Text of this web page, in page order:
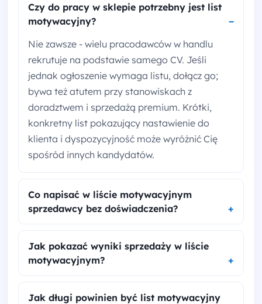
Czy do pracy w sklepie potrzebny jest list
motywacyjny?
Nie zawsze - wielu pracodawców w handlu
rekrutuje na podstawie samego CV. Jeśli
jednak ogłoszenie wymaga listu, dołącz go;
bywa też atutem przy stanowiskach z
doradztwem i sprzedażą premium. Krótki,
konkretny list pokazujący nastawienie do
klienta i dyspozycyjność może wyróżnić Cię
spośród innych kandydatów.
Co napisać w liście motywacyjnym
sprzedawcy bez doświadczenia?
Jak pokazać wyniki sprzedaży w liście
motywacyjnym?
Jak długi powinien być list motywacyjny